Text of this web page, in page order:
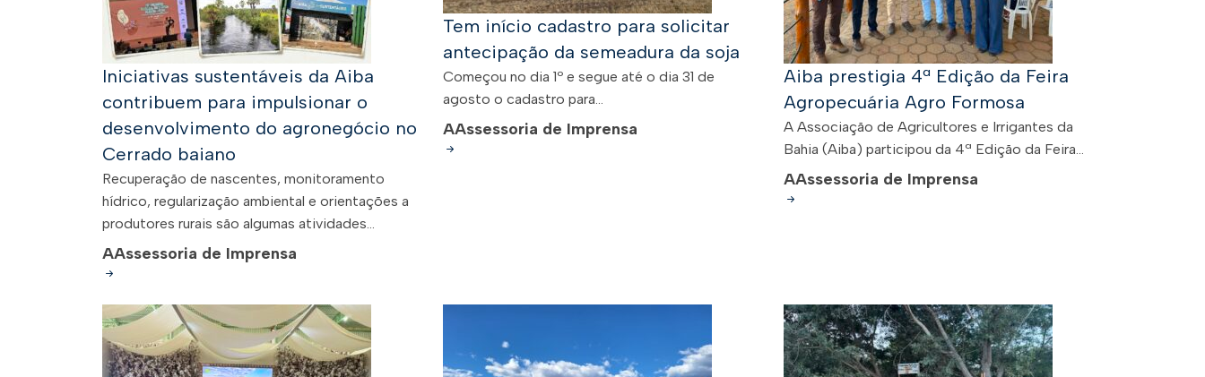
Iniciativas sustentáveis da Aiba
contribuem para impulsionar o
desenvolvimento do agronegócio no
Cerrado baiano
Recuperação de nascentes, monitoramento
hídrico, regularização ambiental e orientações a
produtores rurais são algumas atividades...
AAssessoria de Imprensa
Tem início cadastro para solicitar
antecipação da semeadura da soja
Começou no dia 1º e segue até o dia 31 de
agosto o cadastro para...
AAssessoria de Imprensa
Aiba prestigia 4ª Edição da Feira
Agropecuária Agro Formosa
A Associação de Agricultores e Irrigantes da
Bahia (Aiba) participou da 4ª Edição da Feira...
AAssessoria de Imprensa